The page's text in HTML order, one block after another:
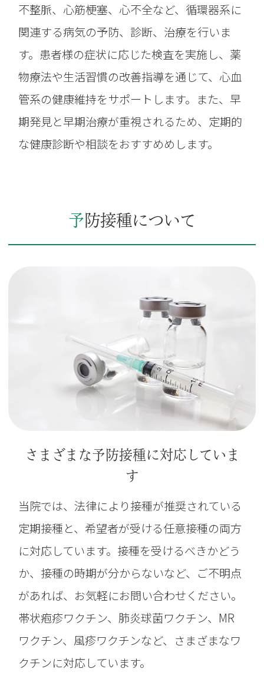
不整脈、心筋梗塞、心不全など、循環器系に
関連する病気の予防、診断、治療を行いま
す。患者様の症状に応じた検査を実施し、薬
物療法や生活習慣の改善指導を通じて、心血
管系の健康維持をサポートします。また、早
期発見と早期治療が重視されるため、定期的
な健康診断や相談をおすすめめします。
予防接種について
さまざまな予防接種に対応していま
す
当院では、法律により接種が推奨されている
定期接種と、希望者が受ける任意接種の両方
に対応しています。接種を受けるべきかどう
か、接種の時期が分からないなど、ご不明点
があれば、お気軽にお問い合わせください。
帯状疱疹ワクチン、肺炎球菌ワクチン、MR
ワクチン、風疹ワクチンなど、さまざまなワ
クチンに対応しています。